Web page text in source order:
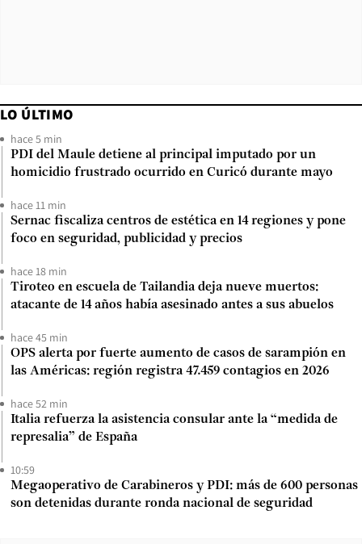
LO ÚLTIMO
hace 5 min
PDI del Maule detiene al principal imputado por un
homicidio frustrado ocurrido en Curicó durante mayo
hace 11 min
Sernac fiscaliza centros de estética en 14 regiones y pone
foco en seguridad, publicidad y precios
hace 18 min
Tiroteo en escuela de Tailandia deja nueve muertos:
atacante de 14 años había asesinado antes a sus abuelos
hace 45 min
OPS alerta por fuerte aumento de casos de sarampión en
las Américas: región registra 47.459 contagios en 2026
hace 52 min
Italia refuerza la asistencia consular ante la “medida de
represalia” de España
10:59
Megaoperativo de Carabineros y PDI: más de 600 personas
son detenidas durante ronda nacional de seguridad